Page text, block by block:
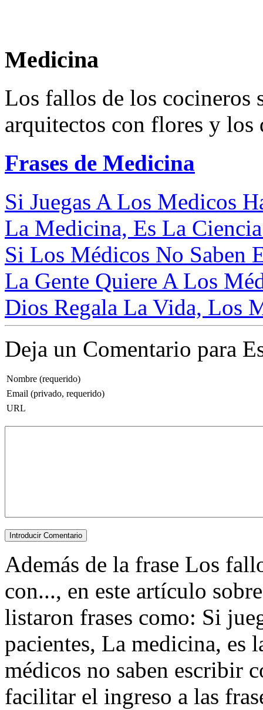
Medicina
Los fallos de los cocineros
arquitectos con flores y
Frases de Medicina
Si Juegas A Los Medicos
La Medicina, Es La
Si Los Médicos No Saben
La Gente Quiere A Los
Dios Regala La Vida, Los
Deja un Comentario para
Nombre (requerido)
Email (privado, requerido)
URL
Además de la frase Los
con..., en este artículo
listaron frases como: Si
pacientes, La medicina, es
médicos no saben escribir
facilitar el ingreso a las